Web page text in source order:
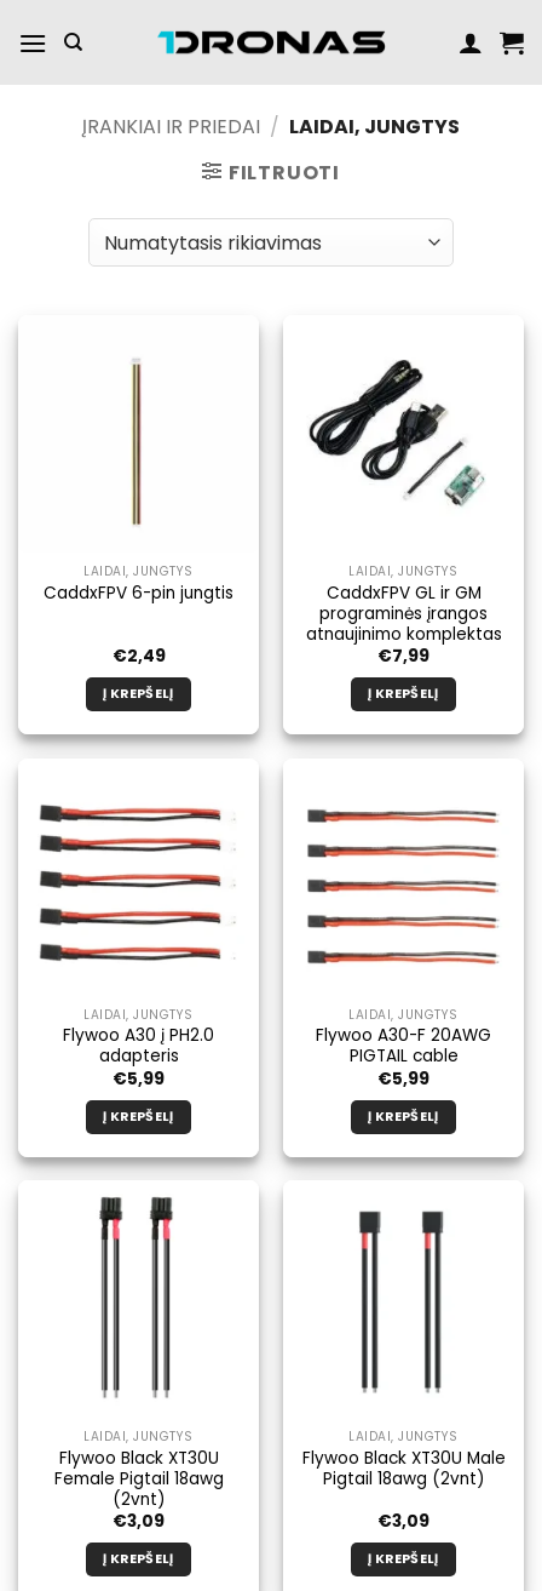
turinį
ĮRANKIAI IR PRIEDAI / LAIDAI, JUNGTYS
FILTRUOTI
LAIDAI, JUNGTYS
CaddxFPV 6-pin jungtis
€2,49
Į KREPŠELĮ
LAIDAI, JUNGTYS
CaddxFPV GL ir GM
programinės įrangos
atnaujinimo komplektas
€7,99
Į KREPŠELĮ
LAIDAI, JUNGTYS
Flywoo A30 į PH2.0
adapteris
€5,99
Į KREPŠELĮ
LAIDAI, JUNGTYS
Flywoo A30-F 20AWG
PIGTAIL cable
€5,99
Į KREPŠELĮ
LAIDAI, JUNGTYS
Flywoo Black XT30U
Female Pigtail 18awg
(2vnt)
€3,09
Į KREPŠELĮ
LAIDAI, JUNGTYS
Flywoo Black XT30U Male
Pigtail 18awg (2vnt)
€3,09
Į KREPŠELĮ